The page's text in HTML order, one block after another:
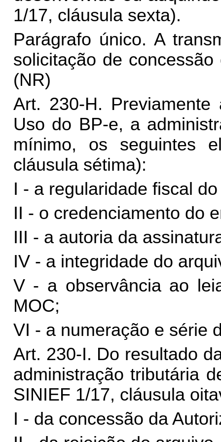
1/17, cláusula sexta).
Parágrafo único. A
solicitação de
(NR)
Art. 230-H.
Uso do BP-e, a
mínimo, os seguintes
cláusula sétima):
I - a regularidade fiscal
II - o credenciamento do
III - a autoria da
IV - a integridade do
V - a observância ao
MOC;
VI - a numeração e série
Art. 230-I. Do resultado
administração tributária
SINIEF 1/17, cláusula
I - da concessão da